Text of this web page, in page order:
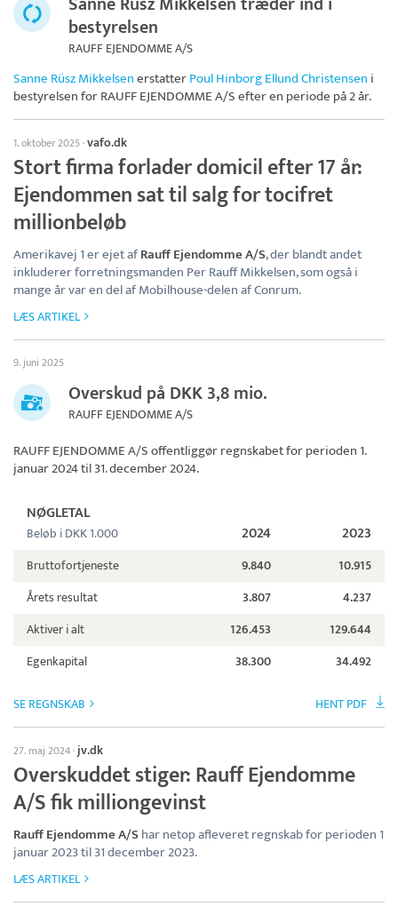
bestyrelsen
RAUFF EJENDOMME A/S
Sanne Rüsz MikkelsenerstatterPoul Hinborg Ellund Christensen i
bestyrelsen forRAUFF EJENDOMME A/Sefter en periode på 2 år.
1. oktober 2025·vafo.dk
Stort firma forlader domicil efter 17 år:
Ejendommen sat til salg for tocifret
millionbeløb
Amerikavej 1 er ejet afRauff Ejendomme A/S, der blandt andet
inkluderer forretningsmanden Per Rauff Mikkelsen, som også i
mange år var en del af Mobilhouse-delen af Conrum.
LÆS ARTIKEL
9. juni 2025
Overskud på DKK 3,8 mio.
RAUFF EJENDOMME A/S
RAUFF EJENDOMME A/Soffentliggør regnskabet for perioden 1.
januar 2024 til 31. december 2024.
NØGLETAL
Beløb i DKK 1.000 2024 2023
Bruttofortjeneste 9.840
10.915
Årets resultat
3.807
4.237
Aktiver i alt
126.453
129.644
Egenkapital
38.300 34.492
SE REGNSKAB HENT PDF
27. maj 2024·jv.dk
Overskuddet stiger: Rauff Ejendomme
A/S fik milliongevinst
Rauff Ejendomme A/Shar netop afleveret regnskab for perioden 1
januar 2023 til 31 december 2023.
LÆS ARTIKEL